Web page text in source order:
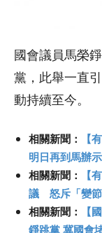
國會議員馬榮
黨，此舉一直
動持續至今。
相關新聞： 【
明日再到馬辦
相關新聞： 【
議 怒斥「變
相關新聞： 【
錚跳黨 冀國會